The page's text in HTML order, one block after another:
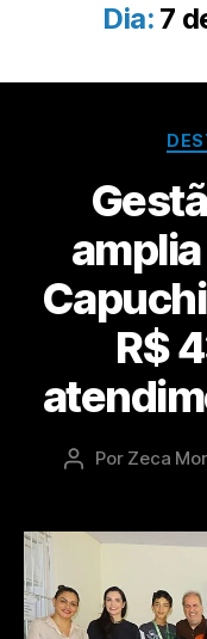
Dia: 7
R$
Por Zeca